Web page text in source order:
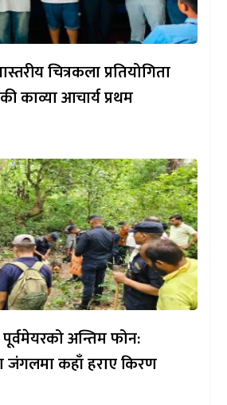
चित्रकला प्रतियोगिता
काव्या आचार्य प्रथम
पूर्वमेयरको अन्तिम फोन:
जंगलमा कहाँ हराए किरण